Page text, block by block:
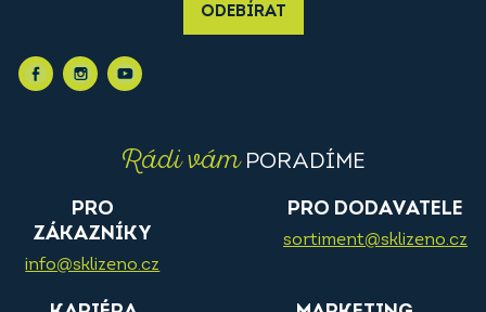
ODEBÍRAT
Rádi vámPORADÍME
PRO
ZÁKAZNÍKY
info@sklizeno.cz
PRO DODAVATELE
sortiment@sklizeno.cz